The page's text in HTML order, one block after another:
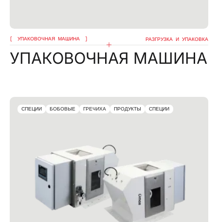
УПАКОВОЧНАЯ МАШИНА РАЗГРУЗКА И УПАКОВКА
УПАКОВОЧНАЯ МАШИНА
СПЕЦИИ БОБОВЫЕ ГРЕЧИХА ПРОДУКТЫ СПЕЦИИ